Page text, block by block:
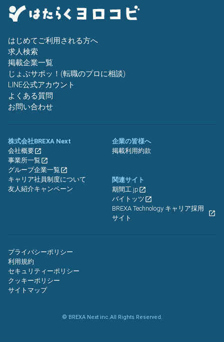
はじめてご利用される方へ
求人検索
掲載企業一覧
じょぶサポッ！(転職のプロに相談)
LINE公式アカウント
よくある質問
お問い合わせ
株式会社BREXA Next
会社概要
事業所一覧
グループ企業一覧
キャリア社員制度について
友人紹介キャンペーン
企業の皆様へ
掲載利用約款
関連サイト
期間工.jp
バイトッツ
BREXA Technology キャリア採用
サイト
プライバシーポリシー
利用規約
セキュリティーポリシー
クッキーポリシー
サイトマップ
© BREXA Next inc.All Rights Reserved.